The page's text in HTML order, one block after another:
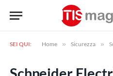
SEI QUI: Home » Sicurezza »